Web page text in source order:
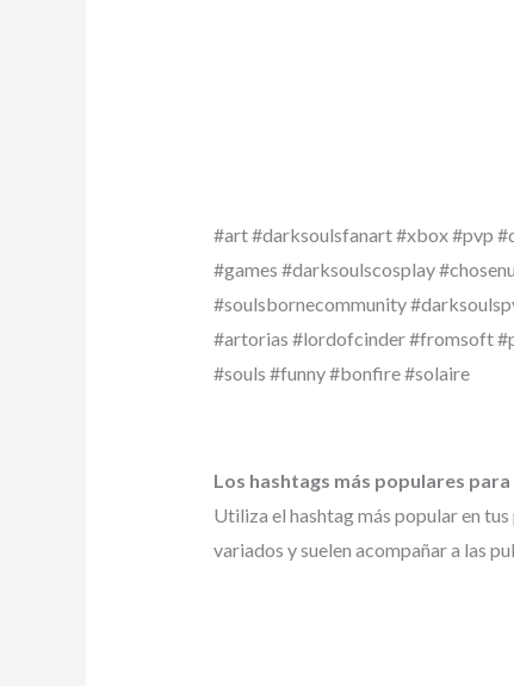
#art #darksoulsfanart #xbox #pvp
#games #darksoulscosplay
#soulsbornecommunity
#artorias #lordofcinder #fromsoft
#souls #funny #bonfire #solaire
Los hashtags más populares
Utiliza el hashtag más popular en
variados y suelen acompañar a las